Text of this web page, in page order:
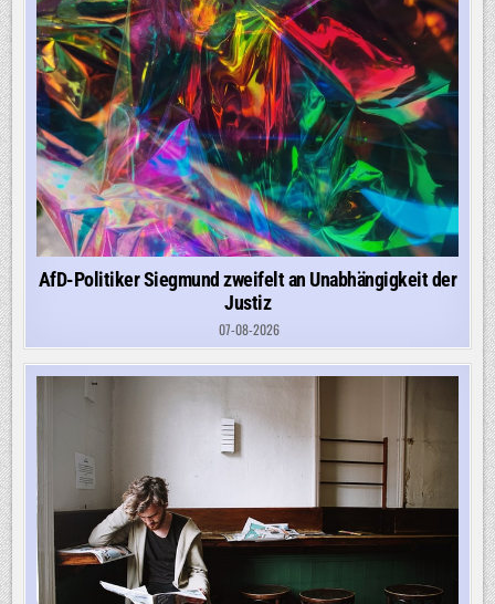
AfD-Politiker Siegmund zweifelt an Unabhängigkeit der
Justiz
07-08-2026